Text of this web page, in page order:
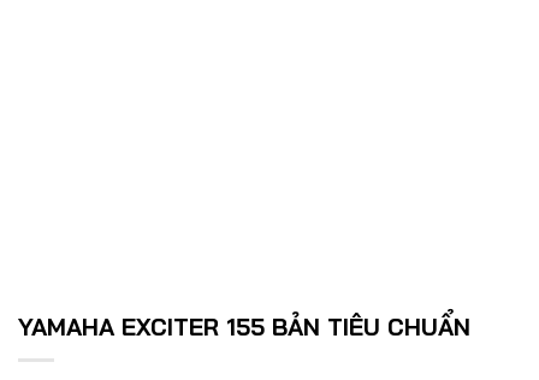
YAMAHA EXCITER 155 BẢN TIÊU CHUẨN